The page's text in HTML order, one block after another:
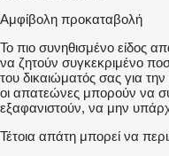
Αμφίβολη προκαταβολή
Το πιο συνηθισμένο είδος
να ζητούν συγκεκριμένο
του δικαιώματός σας για
οι απατεώνες μπορούν να
εξαφανιστούν, να μην
Τέτοια απάτη μπορεί να